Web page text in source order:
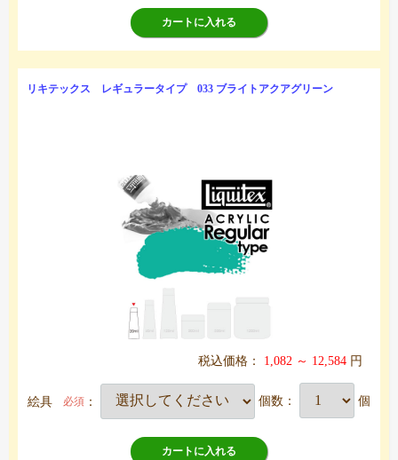
カートに入れる
リキテックス レギュラータイプ 033 ブライトアクアグリーン
税込価格： 1,082 ～ 12,584 円
絵具 必須 ： 個数： 個
カートに入れる